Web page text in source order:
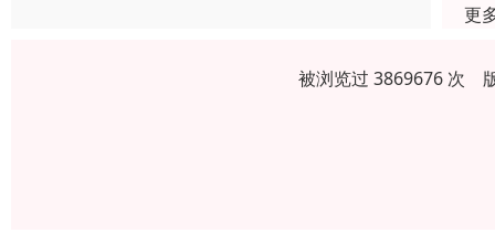
更
被浏览过 3869676 次